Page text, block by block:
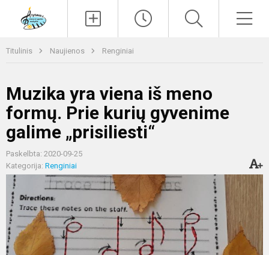
Titulinis Naujienos Renginiai
Muzika yra viena iš meno
formų. Prie kurių gyvenime
galime „prisiliesti“
Paskelbta: 2020-09-25
Kategorija: Renginiai